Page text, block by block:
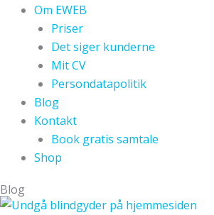
Om EWEB
Priser
Det siger kunderne
Mit CV
Persondatapolitik
Blog
Kontakt
Book gratis samtale
Shop
Blog